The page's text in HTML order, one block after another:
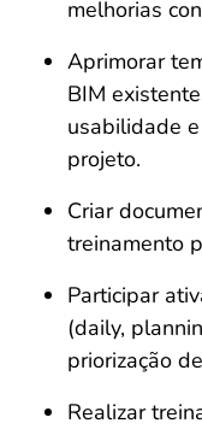
melhorias
Aprimorar
BIM
usabilidade
projeto.
Criar
treinamento
Participar
(daily,
priorização
Realizar